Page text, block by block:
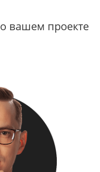
вашем проекте